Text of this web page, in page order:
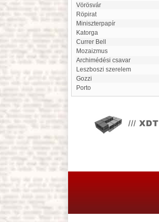
Vörösvár
Röpirat
miniszterpapír
katorga
Currer Bell
Mozaizmus
Archimédési csavar
Leszboszi szerelem
Gozzi
Porto